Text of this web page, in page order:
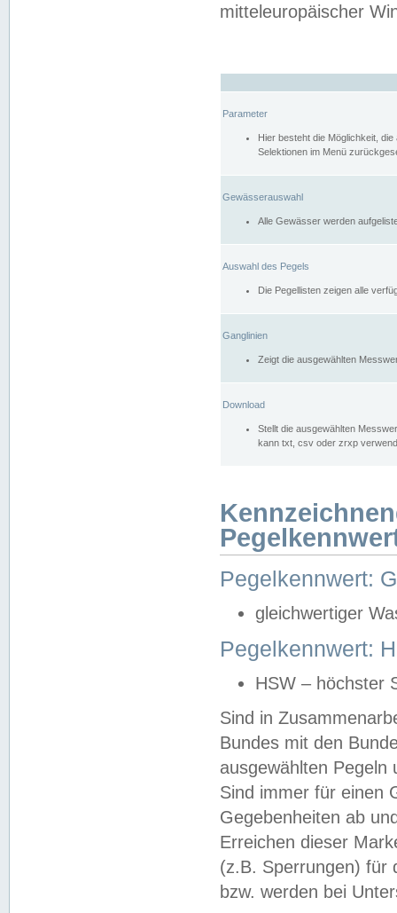
mitteleuropäischer
Parameter
Hier besteht die Möglichkeit,
Selektionen im Menü
Gewässerauswahl
Alle Gewässer werden
Auswahl des Pegels
Die Pegellisten zeigen alle
Ganglinien
Zeigt die ausgewählten
Download
Stellt die ausgewählten
kann txt, csv oder zrxp
Pegelkennwert:
gleichwertiger
Pegelkennwert:
HSW – höchster
Sind in
Bundes mit den
ausgewählten
Sind immer für einen
Gegebenheiten ab
Erreichen dieser
(z.B. Sperrungen) für
bzw. werden bei